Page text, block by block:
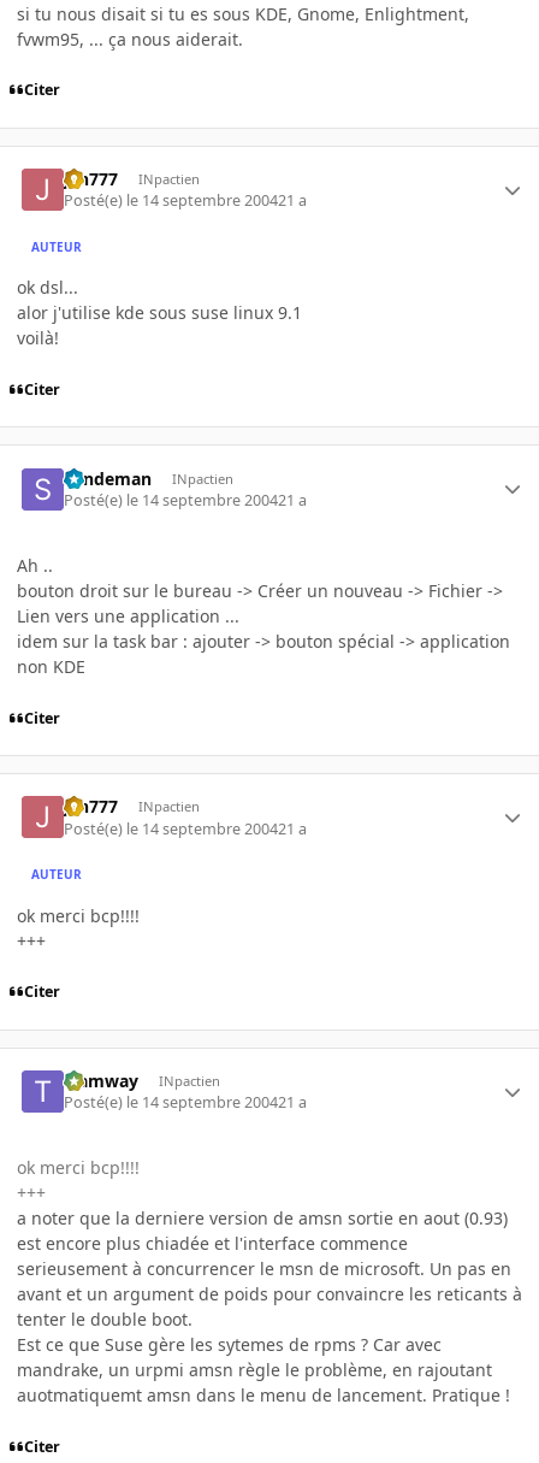
si tu nous disait si tu es sous KDE, Gnome, Enlightment,
fvwm95, ... ça nous aiderait.
Citer
jah777 INpactien
Posté(e) le 14 septembre 200421 a
AUTEUR
ok dsl...
alor j'utilise kde sous suse linux 9.1
voilà!
Citer
Sandeman INpactien
Posté(e) le 14 septembre 200421 a
Ah ..
bouton droit sur le bureau -> Créer un nouveau -> Fichier ->
Lien vers une application ...
idem sur la task bar : ajouter -> bouton spécial -> application
non KDE
Citer
jah777 INpactien
Posté(e) le 14 septembre 200421 a
AUTEUR
ok merci bcp!!!!
+++
Citer
tramway INpactien
Posté(e) le 14 septembre 200421 a
ok merci bcp!!!!
+++
a noter que la derniere version de amsn sortie en aout (0.93)
est encore plus chiadée et l'interface commence
serieusement à concurrencer le msn de microsoft. Un pas en
avant et un argument de poids pour convaincre les reticants à
tenter le double boot.
Est ce que Suse gère les sytemes de rpms ? Car avec
mandrake, un urpmi amsn règle le problème, en rajoutant
auotmatiquemt amsn dans le menu de lancement. Pratique !
Citer